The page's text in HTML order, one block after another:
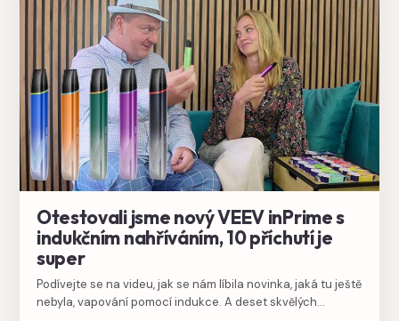
Otestovali jsme nový VEEV inPrime s
indukčním nahříváním, 10 příchutí je
super
Podívejte se na videu, jak se nám líbila novinka, jaká tu ještě
nebyla, vapování pomocí indukce. A deset skvělých